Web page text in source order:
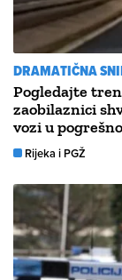
DRAMATIČNA
Pogledajte
zaobilaznici
vozi u
Rijeka i PGŽ